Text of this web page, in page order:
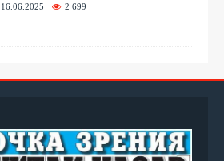
16.06.2025 2 699